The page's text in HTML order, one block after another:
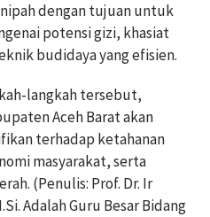
dengan tujuan untuk
potensi gizi, khasiat
budidaya yang efisien.
langkah tersebut,
Aceh Barat akan
terhadap ketahanan
masyarakat, serta
(Penulis: Prof. Dr. Ir
Adalah Guru Besar Bidang